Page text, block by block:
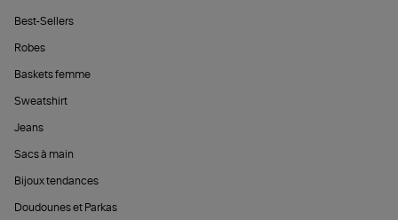
Best-Sellers
Robes
Baskets femme
Sweatshirt
Jeans
Sacs à main
Bijoux tendances
Doudounes et Parkas